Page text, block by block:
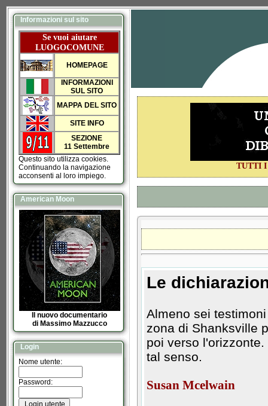
Informazioni sul sito
Se vuoi aiutare
LUOGOCOMUNE
HOMEPAGE
INFORMAZIONI
SUL SITO
MAPPA DEL SITO
SITE INFO
SEZIONE
11 Settembre
Questo sito utilizza cookies.
Continuando la navigazione
acconsenti al loro impiego.
American Moon
Il nuovo documentario
di Massimo Mazzucco
Login
Nome utente:
Password:
TUTTI I
Le
Almeno sei
zona di Shanksville
poi verso
tal senso.
Susan Mcelwain